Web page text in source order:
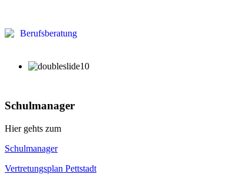
Schulmanager
Hier gehts zum
Schulmanager
Vertretungsplan Pettstadt